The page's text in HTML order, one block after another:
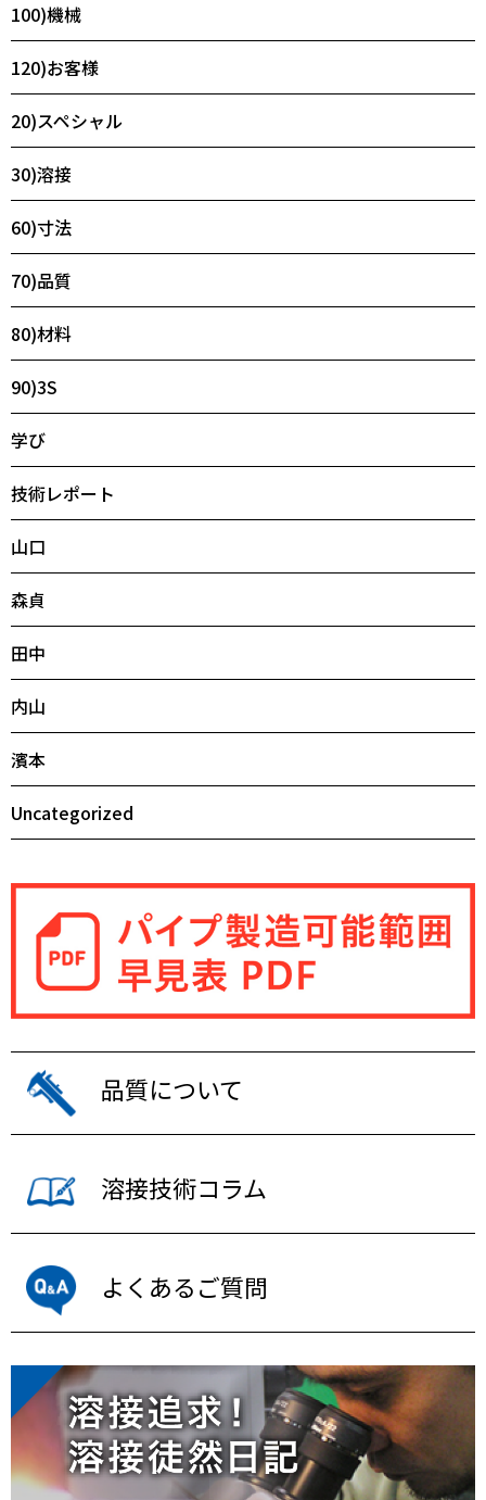
100)機械
120)お客様
20)スペシャル
30)溶接
60)寸法
70)品質
80)材料
90)3S
学び
技術レポート
山口
森貞
田中
内山
濱本
Uncategorized
品質について
溶接技術コラム
よくあるご質問